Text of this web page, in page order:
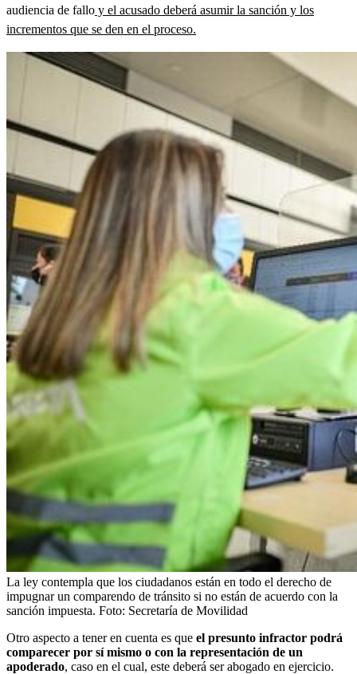
audiencia de fallo y el acusado deberá asumir la sanción y los
incrementos que se den en el proceso.
La ley contempla que los ciudadanos están en todo el derecho de
impugnar un comparendo de tránsito si no están de acuerdo con la
sanción impuesta. Foto: Secretaría de Movilidad
Otro aspecto a tener en cuenta es que el presunto infractor podrá
comparecer por sí mismo o con la representación de un
apoderado, caso en el cual, este deberá ser abogado en ejercicio.